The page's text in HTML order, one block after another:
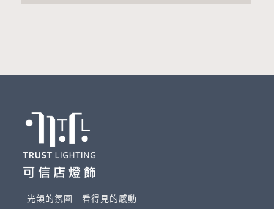
∙ 光韻的氛圍 ∙ 看得見的感動 ∙